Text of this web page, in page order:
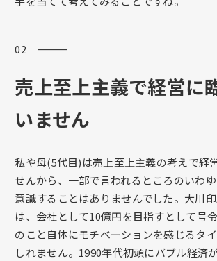
02 ―――
売上至上主義で経営に
いません
私や母(5代目)は売上至上主義の考えで経
せんから、一部で言われるところのいわ
意識することはありませんでした。大川
は、会社として10億円を目指すとして号
のこと自体にモチベーションを感じるタ
しれません。1990年代初頭にバブル経済